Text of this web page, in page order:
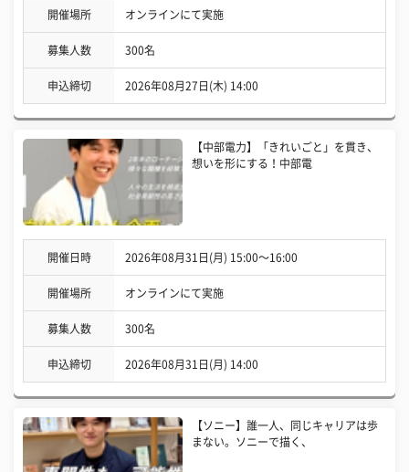
開催場所 オンラインにて実施
募集人数 300名
申込締切 2026年08月27日(木) 14:00
【中部電力】「きれいごと」を貫き、
想いを形にする！中部電
開催日時 2026年08月31日(月) 15:00〜16:00
開催場所 オンラインにて実施
募集人数 300名
申込締切 2026年08月31日(月) 14:00
【ソニー】誰一人、同じキャリアは歩
まない。ソニーで描く、